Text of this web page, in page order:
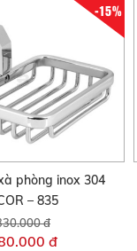
-15%
phòng inox 304
– 835
đ
đ